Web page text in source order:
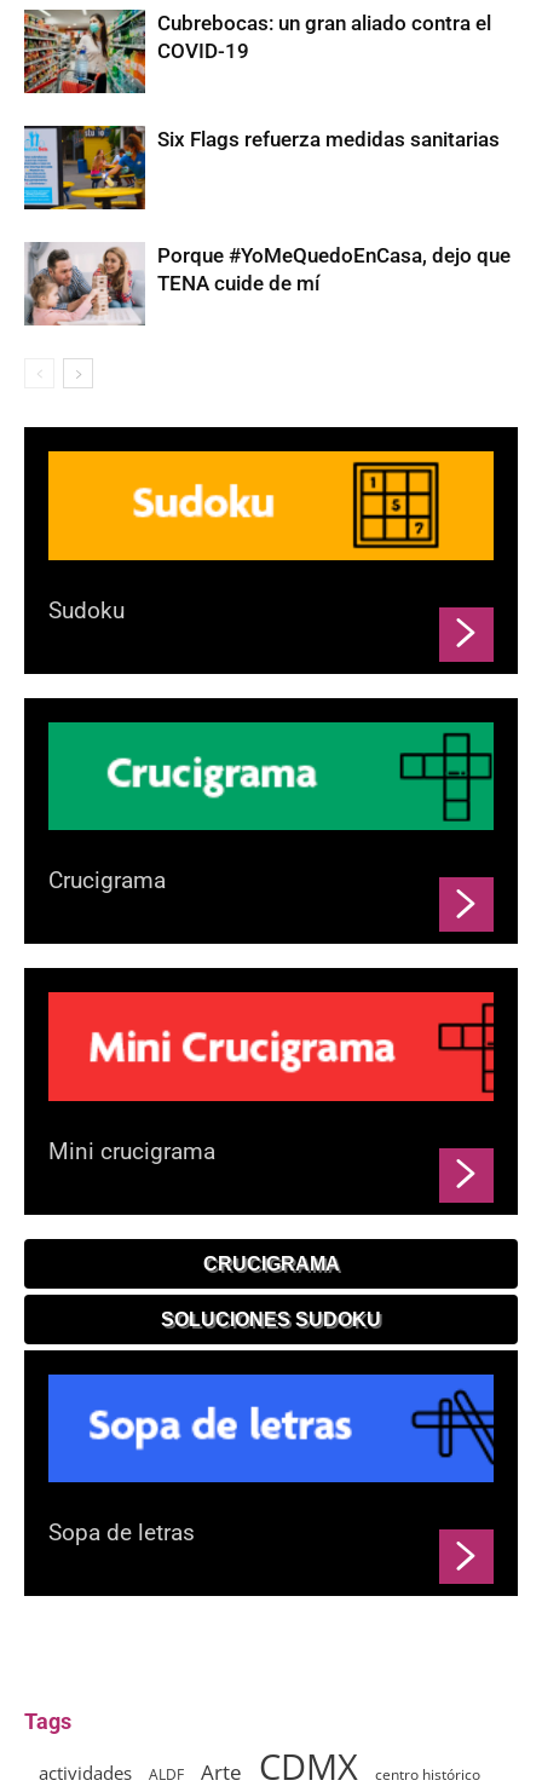
Cubrebocas: un gran aliado contra el
COVID-19
Six Flags refuerza medidas sanitarias
Porque #YoMeQuedoEnCasa, dejo que
TENA cuide de mí
Sudoku
Crucigrama
Mini crucigrama
CRUCIGRAMA
SOLUCIONES SUDOKU
Sopa de letras
Tags
actividades ALDF Arte CDMX centro histórico